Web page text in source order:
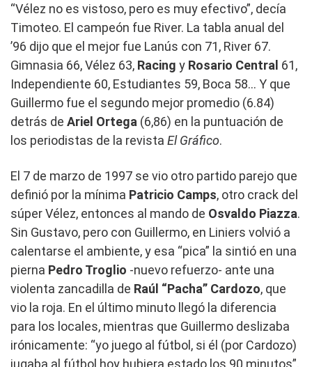
“Vélez no es vistoso, pero es muy efectivo”, decía
Timoteo. El campeón fue River. La tabla anual del
’96 dijo que el mejor fue Lanús con 71, River 67.
Gimnasia 66, Vélez 63, Racing y Rosario Central 61,
Independiente 60, Estudiantes 59, Boca 58… Y que
Guillermo fue el segundo mejor promedio (6.84)
detrás de Ariel Ortega (6,86) en la puntuación de
los periodistas de la revista El Gráfico.
El 7 de marzo de 1997 se vio otro partido parejo que
definió por la mínima Patricio Camps, otro crack del
súper Vélez, entonces al mando de Osvaldo Piazza.
Sin Gustavo, pero con Guillermo, en Liniers volvió a
calentarse el ambiente, y esa “pica” la sintió en una
pierna Pedro Troglio -nuevo refuerzo- ante una
violenta zancadilla de Raúl “Pacha” Cardozo, que
vio la roja. En el último minuto llegó la diferencia
para los locales, mientras que Guillermo deslizaba
irónicamente: “yo juego al fútbol, si él (por Cardozo)
jugaba al fútbol hoy hubiera estado los 90 minutos”.